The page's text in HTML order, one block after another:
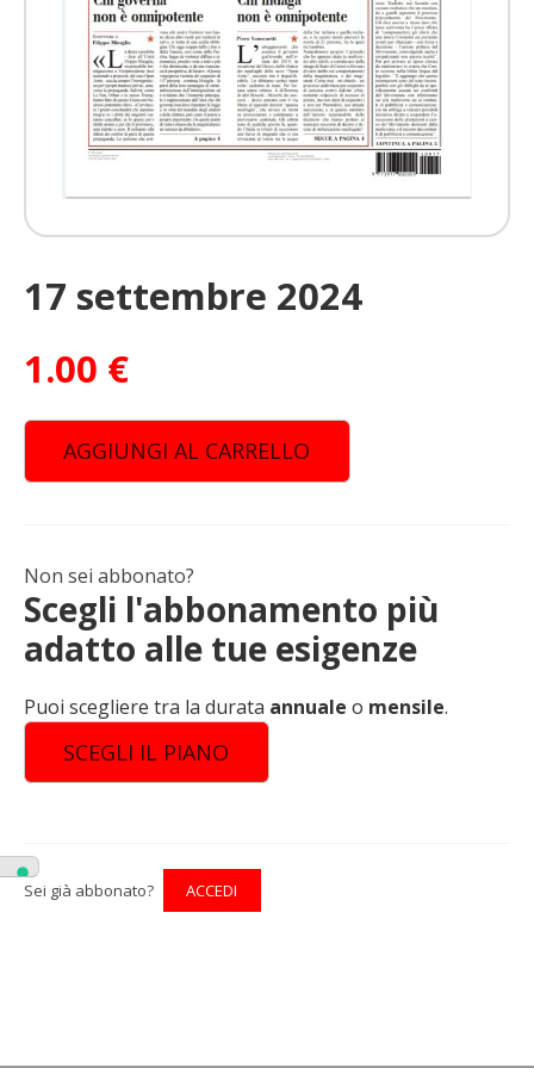
17 settembre 2024
1.00 €
AGGIUNGI AL CARRELLO
Non sei abbonato?
Scegli l'abbonamento più
adatto alle tue esigenze
Puoi scegliere tra la durata annuale o mensile.
SCEGLI IL PIANO
Sei già abbonato? ACCEDI